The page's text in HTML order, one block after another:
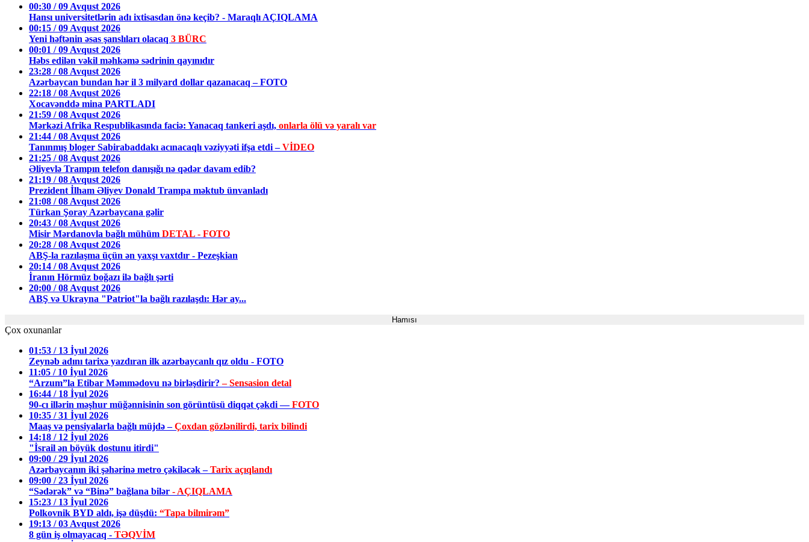
00:30 / 09 Avqust 2026
Hansı universitetlərin adı ixtisasdan önə keçib? - Maraqlı AÇIQLAMA
00:15 / 09 Avqust 2026
Yeni həftənin əsas şanslıları olacaq 3 BÜRC
00:01 / 09 Avqust 2026
Həbs edilən vəkil məhkəmə sədrinin qayınıdır
23:28 / 08 Avqust 2026
Azərbaycan bundan hər il 3 milyard dollar qazanacaq – FOTO
22:18 / 08 Avqust 2026
Xocavənddə mina PARTLADI
21:59 / 08 Avqust 2026
Mərkəzi Afrika Respublikasında faciə: Yanacaq tankeri aşdı, onlarla ölü və yaralı var
21:44 / 08 Avqust 2026
Tanınmış bloger Sabirabaddakı acınacaqlı vəziyyəti ifşa etdi –VİDEO
21:25 / 08 Avqust 2026
Əliyevlə Trampın telefon danışığı nə qədər davam edib?
21:19 / 08 Avqust 2026
Prezident İlham Əliyev Donald Trampa məktub ünvanladı
21:08 / 08 Avqust 2026
Türkan Şoray Azərbaycana gəlir
20:43 / 08 Avqust 2026
Misir Mərdanovla bağlı mühüm DETAL - FOTO
20:28 / 08 Avqust 2026
ABŞ-la razılaşma üçün ən yaxşı vaxtdır - Pezeşkian
20:14 / 08 Avqust 2026
İranın Hörmüz boğazı ilə bağlı şərti
20:00 / 08 Avqust 2026
ABŞ və Ukrayna "Patriot"la bağlı razılaşdı: Hər ay...
Hamısı
Çox oxunanlar
01:53 / 13 İyul 2026
Zeynəb adını tarixə yazdıran ilk azərbaycanlı qız oldu - FOTO
11:05 / 10 İyul 2026
“Arzum”la Etibar Məmmədovu nə birləşdirir?– Sensasion detal
16:44 / 18 İyul 2026
90-cı illərin məşhur müğənnisinin son görüntüsü diqqət çəkdi —FOTO
10:35 / 31 İyul 2026
Maaş və pensiyalarla bağlı müjdə –Çoxdan gözlənilirdi, tarix bilindi
14:18 / 12 İyul 2026
"İsrail ən böyük dostunu itirdi"
09:00 / 29 İyul 2026
Azərbaycanın iki şəhərinə metro çəkiləcək –Tarix açıqlandı
09:00 / 23 İyul 2026
“Sədərək” və “Binə” bağlana bilər - AÇIQLAMA
15:23 / 13 İyul 2026
Polkovnik BYD aldı, işə düşdü: “Tapa bilmirəm”
19:13 / 03 Avqust 2026
8 gün iş olmayacaq - TƏQVİM